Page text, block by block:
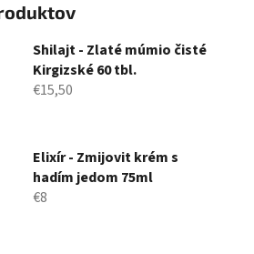
Shilajt - Zlaté múmio čisté
Kirgizské 60 tbl.
€15,50
Elixír - Zmijovit krém s
hadím jedom 75ml
€8